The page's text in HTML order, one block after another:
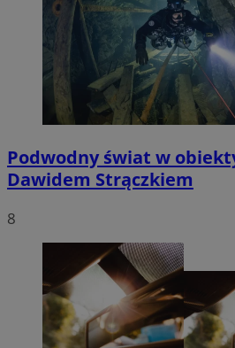
Podwodny świat w
Dawidem Strączkiem
8